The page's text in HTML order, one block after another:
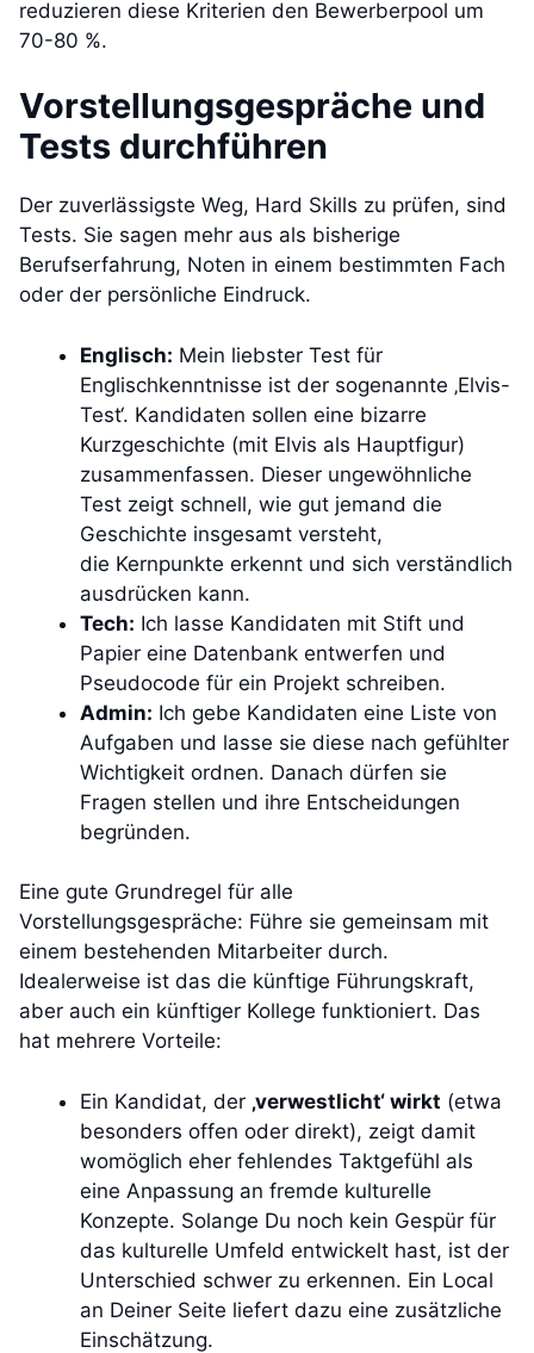
reduzieren diese Kriterien den Bewerberpool um
70-80 %.
Vorstellungsgespräche und
Tests durchführen
Der zuverlässigste Weg, Hard Skills zu prüfen, sind
Tests. Sie sagen mehr aus als bisherige
Berufserfahrung, Noten in einem bestimmten Fach
oder der persönliche Eindruck.
Englisch: Mein liebster Test für
Englischkenntnisse ist der sogenannte ‚Elvis-
Test‘. Kandidaten sollen eine bizarre
Kurzgeschichte (mit Elvis als Hauptfigur)
zusammenfassen. Dieser ungewöhnliche
Test zeigt schnell, wie gut jemand die
Geschichte insgesamt versteht,
die Kernpunkte erkennt und sich verständlich
ausdrücken kann.
Tech: Ich lasse Kandidaten mit Stift und
Papier eine Datenbank entwerfen und
Pseudocode für ein Projekt schreiben.
Admin: Ich gebe Kandidaten eine Liste von
Aufgaben und lasse sie diese nach gefühlter
Wichtigkeit ordnen. Danach dürfen sie
Fragen stellen und ihre Entscheidungen
begründen.
Eine gute Grundregel für alle
Vorstellungsgespräche: Führe sie gemeinsam mit
einem bestehenden Mitarbeiter durch.
Idealerweise ist das die künftige Führungskraft,
aber auch ein künftiger Kollege funktioniert. Das
hat mehrere Vorteile:
Ein Kandidat, der ‚verwestlicht‘ wirkt (etwa
besonders offen oder direkt), zeigt damit
womöglich eher fehlendes Taktgefühl als
eine Anpassung an fremde kulturelle
Konzepte. Solange Du noch kein Gespür für
das kulturelle Umfeld entwickelt hast, ist der
Unterschied schwer zu erkennen. Ein Local
an Deiner Seite liefert dazu eine zusätzliche
Einschätzung.